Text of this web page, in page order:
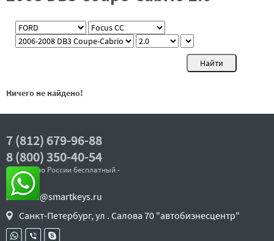
Ничего не найдено!
7 (812) 679-96-88
8 (800) 350-40-54
- звонок по России бесплатный -
sales@smartkeys.ru
Санкт-Петербург, ул . Салова 70 "автобизнесцентр"